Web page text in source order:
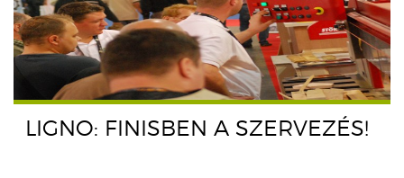
LIGNO: FINISBEN A SZERVEZÉS!